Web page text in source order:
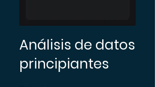
Análisis de datos
principiantes